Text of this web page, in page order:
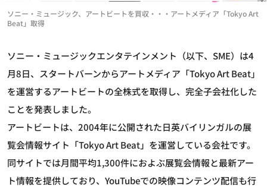
ソニー・ミュージック、アートビートを買収・・・アートメディア「Tokyo Art
Beat」取得
ソニー・ミュージックエンタテインメント（以下、SME）は4
月8日、スタートバーンからアートメディア「Tokyo Art Beat」
を運営するアートビートの全株式を取得し、完全子会社化した
ことを発表しました。
アートビートは、2004年に公開された日英バイリンガルの展
覧会情報サイト「Tokyo Art Beat」を運営している会社です。
同サイトでは月間平均1,300件におよぶ展覧会情報と最新アー
ト情報を提供しており、YouTubeでの映像コンテンツ配信も行